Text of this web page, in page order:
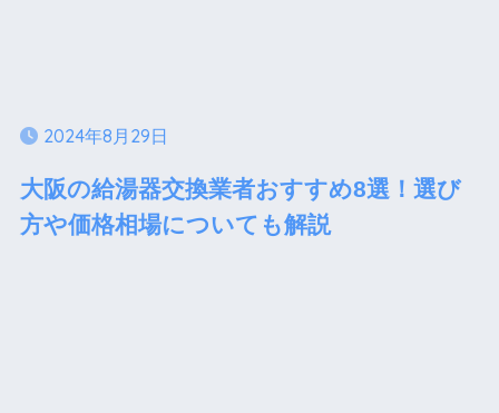
2024年8月29日
大阪の給湯器交換業者おすすめ8選！選び
方や価格相場についても解説